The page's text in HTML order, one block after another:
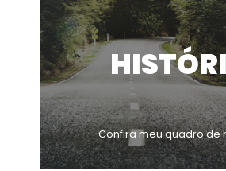
Confira meu quadro de